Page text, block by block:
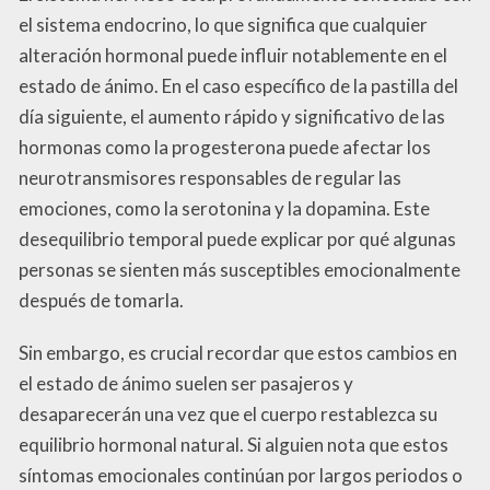
el sistema endocrino, lo que significa que cualquier
alteración hormonal puede influir notablemente en el
estado de ánimo. En el caso específico de la pastilla del
día siguiente, el aumento rápido y significativo de las
hormonas como la progesterona puede afectar los
neurotransmisores responsables de regular las
emociones, como la serotonina y la dopamina. Este
desequilibrio temporal puede explicar por qué algunas
personas se sienten más susceptibles emocionalmente
después de tomarla.
Sin embargo, es crucial recordar que estos cambios en
el estado de ánimo suelen ser pasajeros y
desaparecerán una vez que el cuerpo restablezca su
equilibrio hormonal natural. Si alguien nota que estos
síntomas emocionales continúan por largos periodos o